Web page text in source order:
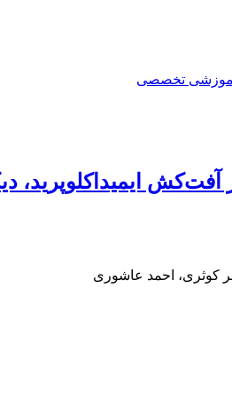
آموزشی تخصصی
کوثری، احمد عاشوری